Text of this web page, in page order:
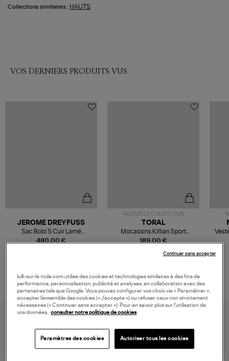
Collections similaires : HAUTS
VOS DERNIERS PRODUITS VUS
480,00 €
JEROME DREYFUSS
Sac Bobi S Cuir Lamé
Champagne
NOUVELLE COLLECTION
189,00 €
TORAL
Mocassins Killian Sport
Mousse
lulli-sur-la-toile.com utilise des cookies et technologies similaires à des fins de
performance, personnalisation, publicité et analyses, en collaboration avec des
partenaires tels que Google. Vous pouvez configurer vos choix via « Paramétrer »,
accepter l’ensemble des cookies (« J’accepte ») ou refuser ceux non strictement
nécessaires (« Continuer sans accepter »). Pour en savoir plus sur l’utilisation de
vos données, consulter notre politique de cookies
Paramètres des cookies Autoriser tous les cookies
Continuer sans accepter